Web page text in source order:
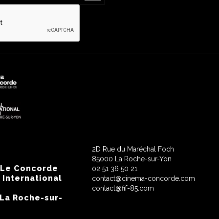
Concorde
International
Roche-sur-
2D Rue du Maréchal Foch
85000 La Roche-sur-Yon
02 51 36 50 21
contact@cinema-concorde.com
contact@fif-85.com